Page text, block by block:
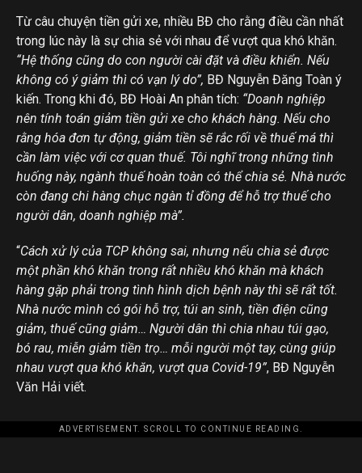
Từ câu chuyện tiền gửi xe, nhiều BĐ cho rằng điều cần nhất
trong lúc này là sự chia sẻ với nhau để vượt qua khó khăn.
“Hệ thống cũng do con người cài đặt và điều khiển. Nếu
không có ý giảm thì có vạn lý do”, BĐ Nguyễn Đăng Toàn ý
kiến. Trong khi đó, BĐ Hoài An phân tích: “Doanh nghiệp
nên tính toán giảm tiền gửi xe cho khách hàng. Nếu cho
rằng hóa đơn tự động, giảm tiền sẽ rắc rối về thuế má thì
cần làm việc với cơ quan thuế. Tôi nghĩ trong những tình
huống này, ngành thuế hoàn toàn có thể chia sẻ. Nhà nước
còn đang chi hàng chục ngàn tỉ đồng để hỗ trợ thuế cho
người dân, doanh nghiệp mà”.
“Cách xử lý của TCP không sai, nhưng nếu chia sẻ được
một phần khó khăn trong rất nhiều khó khăn mà khách
hàng gặp phải trong tình hình dịch bệnh này thì sẽ rất tốt.
Nhà nước mình có gói hỗ trợ, túi an sinh, tiền điện cũng
giảm, thuế cũng giảm… Người dân thì chia nhau túi gạo,
bó rau, miễn giảm tiền trọ… mỗi người một tay, cùng giúp
nhau vượt qua khó khăn, vượt qua Covid-19”, BĐ Nguyễn
Văn Hải viết.
ADVERTISEMENT. SCROLL TO CONTINUE READING.